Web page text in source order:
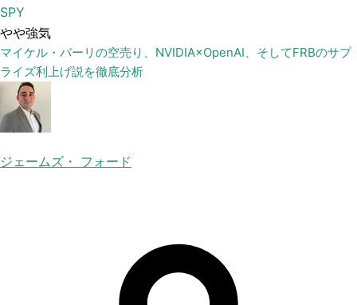
SPY
やや強気
マイケル・バーリの空売り、NVIDIA×OpenAI、そしてFRBのサプ
ライズ利上げ説を徹底分析
ジェームズ・ フォード